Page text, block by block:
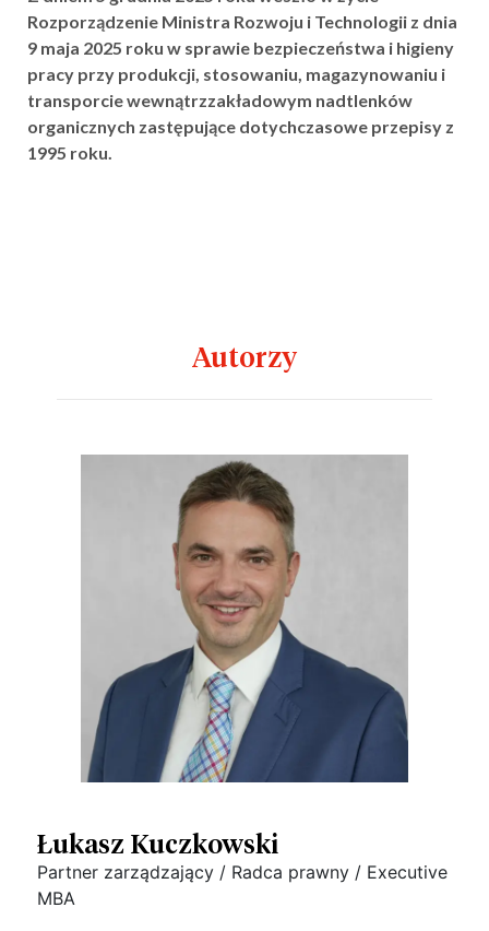
Rozporządzenie Ministra Rozwoju i Technologii z dnia
9 maja 2025 roku w sprawie bezpieczeństwa i higieny
pracy przy produkcji, stosowaniu, magazynowaniu i
transporcie wewnątrzzakładowym nadtlenków
organicznych zastępujące dotychczasowe przepisy z
1995 roku.
Autorzy
Łukasz Kuczkowski
Partner zarządzający / Radca prawny / Executive
MBA